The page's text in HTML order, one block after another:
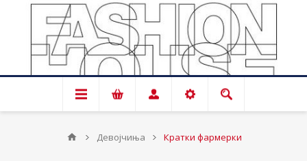
Девојчиња Кратки фармерки